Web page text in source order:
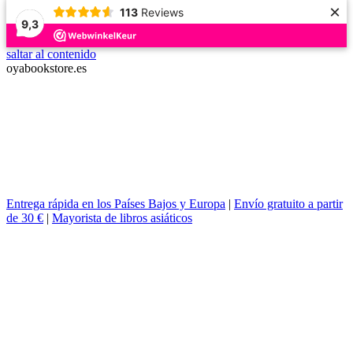
9,3
113 Reviews ×
saltar al contenido
oyabookstore.es
Entrega rápida en los Países Bajos y Europa | Envío gratuito a partir
de 30 € | Mayorista de libros asiáticos